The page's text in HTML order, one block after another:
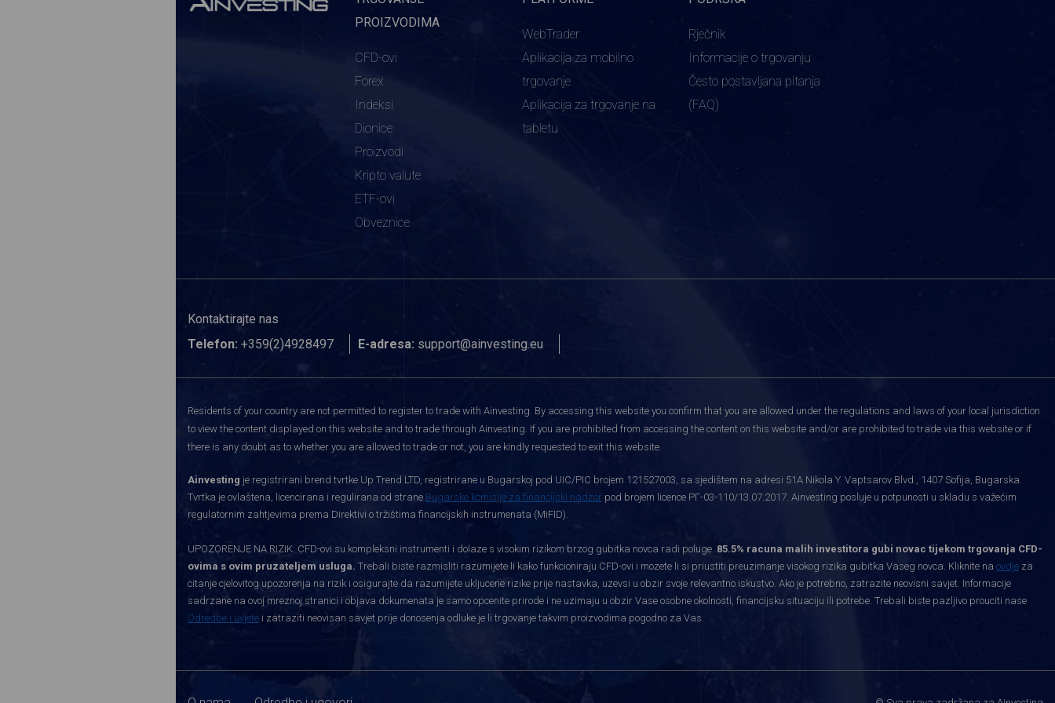
PROIZVODIMA
CFD-ovi
Forex
Indeksi
Dionice
Proizvodi
Kripto valute
ETF-ovi
Obveznice
WebTrader
Aplikacija za mobilno
trgovanje
Aplikacija za trgovanje na
tabletu
Rječnik
Informacije o trgovanju
Često postavljana pitanja
(FAQ)
Kontaktirajte nas
Telefon: +359(2)4928497 E-adresa: support@ainvesting.eu
Residents of your country are not permitted to register to trade with Ainvesting. By accessing this website you confirm that you are allowed under the regulations and laws of your local jurisdiction
to view the content displayed on this website and to trade through Ainvesting. If you are prohibited from accessing the content on this website and/or are prohibited to trade via this website or if
there is any doubt as to whether you are allowed to trade or not, you are kindly requested to exit this website.
Ainvesting je registrirani brend tvrtke Up Trend LTD, registrirane u Bugarskoj pod UIC/PIC brojem 121527003, sa sjedištem na adresi 51A Nikola Y. Vaptsarov Blvd., 1407 Sofija, Bugarska.
Tvrtka je ovlaštena, licencirana i regulirana od strane Bugarske komisije za financijski nadzor pod brojem licence РГ-03-110/13.07.2017. Ainvesting posluje u potpunosti u skladu s važećim
regulatornim zahtjevima prema Direktivi o tržištima financijskih instrumenata (MiFID).
UPOZORENJE NA RIZIK: CFD-ovi su kompleksni instrumenti i dolaze s visokim rizikom brzog gubitka novca radi poluge. 85.5% racuna malih investitora gubi novac tijekom trgovanja CFD-
ovima s ovim pruzateljem usluga. Trebali biste razmisliti razumijete li kako funkcioniraju CFD-ovi i mozete li si priustiti preuzimanje visokog rizika gubitka Vaseg novca. Kliknite na ovdje za
citanje cjelovitog upozorenja na rizik i osigurajte da razumijete ukljucene rizike prije nastavka, uzevsi u obzir svoje relevantno iskustvo. Ako je potrebno, zatrazite neovisni savjet. Informacije
sadrzane na ovoj mreznoj stranici i objava dokumenata je samo opcenite prirode i ne uzimaju u obzir Vase osobne okolnosti, financijsku situaciju ili potrebe. Trebali biste pazljivo prouciti nase
Odredbe i uvjete i zatraziti neovisan savjet prije donosenja odluke je li trgovanje takvim proizvodima pogodno za Vas.